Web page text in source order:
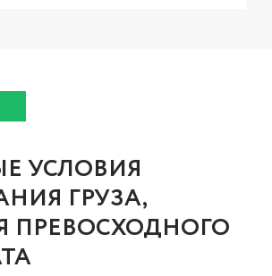
УСЛОВИЯ
ГРУЗА,
ПРЕВОСХОДНОГО